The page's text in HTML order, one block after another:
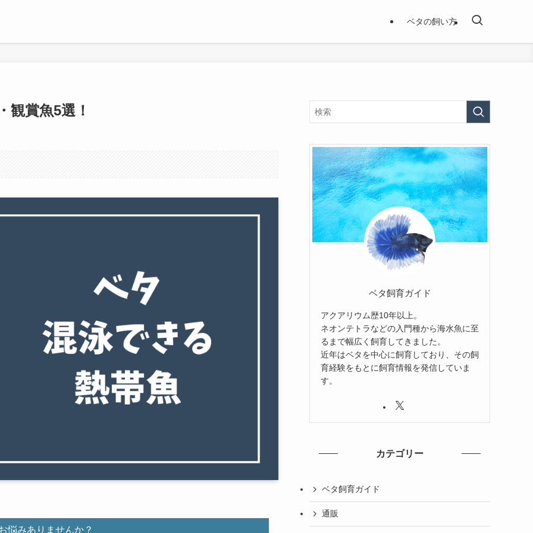
ベタの飼い方
観賞魚5選！
悩みありませんか？
ベタ飼育ガイド
アクアリウム歴10年以上。
ネオンテトラなどの入門種から海水魚に至
るまで幅広く飼育してきました。
近年はベタを中心に飼育しており、その飼
育経験をもとに飼育情報を発信していま
す。
カテゴリー
ベタ飼育ガイド
通販